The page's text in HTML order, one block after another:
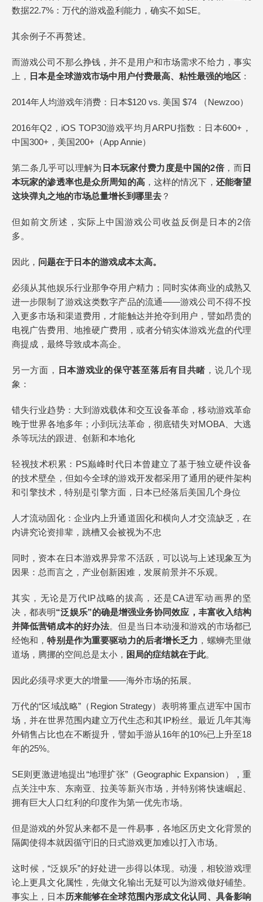
数据22.7%：万代的游戏盈利能力，确实不如SE。
其余例子不再赘述。
而游戏公司不那么挣钱，并不是用户和市场需求不给力，事实
上， 日本是全球游戏市场中用户付费最高、粘性最强的地区 ：
2014年人均游戏年消费：日本$120 vs. 美国 $74 （Newzoo）
2016年Q2，iOS TOP30游戏平均月ARPU指数：日本600+，
中国300+，美国200+（App Annie）
第二条几乎可以理解为 日本玩家付费力度是中国的2倍 ，而 日
本玩家的渗透率也是众所周知的高，这样的情况下， 还能奢望
这块弹丸之地的市场总量增长到哪里去 ？
但如前文所述，实际上中国游戏公司收益反倒是日本的2倍
多。
因此， 问题在于日本的游戏成本太高。
必须从其他娱乐行业那争夺用户精力；同时实体商业的成熟又
进一步限制了游戏这类数字产品的流通——游戏公司不得不投
入更多市场和渠道费用，才能触达并抢夺到用户，譬如昂贵的
电视广告费用、地推硬广费用，或者分销实体游戏光盘的代理
商提成，最终导致成本高企。
另一方面， 日本游戏业的保守甚至落后有目共睹 ，说几个现
象：
错失行业趋势：大到游戏载体和交互设备革命，移动游戏革命
晚于世界各地多年；小到玩法革命，彻底错失对MOBA、大逃
杀等玩法的跟进、创新和本地化
轻视技术积累：PS巅峰时代日本曾建立了基于独立硬件设备
的技术壁垒，但如今全球的游戏开发都采用了通用的硬件架构
和引擎技术，特别是引擎方面，日本已经落后美国几个身位
人才流动固化：企业内上升通道固化和横向人才交流缺乏，在
内讲究论资排辈，跳槽又会被视为不忠
同时，资本在日本游戏界异常不活跃，可以说与上述现象互为
因果：总而言之，产业创新困难，发展前景并不乐观。
其实，无论是万代IP战略的拔高，还是CA进军动画界的坚
决，都表明“泛娱乐”的确是增强业务协同效应，丰富收入结构
并降低营销成本的好办法。但是当日本动漫和游戏的市场都已
经饱和，特别是作为重要驱动力的后者增长乏力 ，螺蛳壳里做
道场，腾挪的空间总是太小， 困局的症结就在于此。
因此必须寻求更大的增量——海外市场的拓展。
万代的“区域战略”（Region Strategy）表明将重点进军中国市
场，并在世界范围内建立万代生态和其IP粉丝。最近几年其海
外销售占比也在不断提升，譬如手游从16年的10%已上升至18
年的25%。
SE则更激进地提出“地理扩张”（Geographic Expansion），重
点关注中东、东南亚、拉美等新兴市场，并特别将快速崛起、
拥有巨大人口红利的印度作为第一优先市场。
但是游戏的外贸从来都不是一件易事，各地区历史文化背景的
隔阂使得本就因循守旧的日式游戏更加难以打入市场。
这时候，“泛娱乐”的好处进一步得以体现。动漫，相较游戏理
论上更具文化属性，先做文化输出无疑可以为游戏做好铺垫。
事实上，日本历来能够在全球范围内形成文化认同、具备影响